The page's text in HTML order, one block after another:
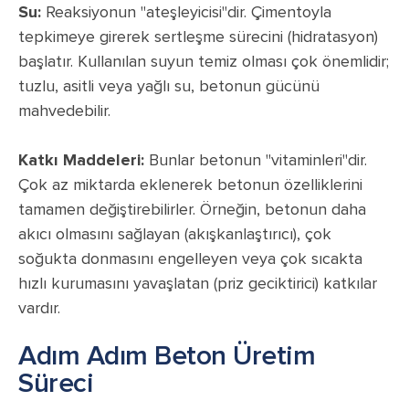
Su: Reaksiyonun "ateşleyicisi"dir. Çimentoyla
tepkimeye girerek sertleşme sürecini (hidratasyon)
başlatır. Kullanılan suyun temiz olması çok önemlidir;
tuzlu, asitli veya yağlı su, betonun gücünü
mahvedebilir.
Katkı Maddeleri: Bunlar betonun "vitaminleri"dir.
Çok az miktarda eklenerek betonun özelliklerini
tamamen değiştirebilirler. Örneğin, betonun daha
akıcı olmasını sağlayan (akışkanlaştırıcı), çok
soğukta donmasını engelleyen veya çok sıcakta
hızlı kurumasını yavaşlatan (priz geciktirici) katkılar
vardır.
Adım Adım Beton Üretim
Süreci